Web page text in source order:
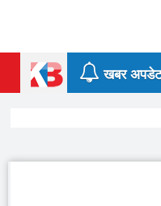
content
खबर